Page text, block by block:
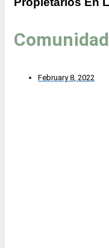
February 8, 2022